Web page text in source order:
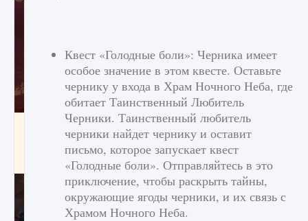
Как приручить существ джунглей Нари в
игре Creatures of Ava
9 августа 2024 1 218
Квест «Голодные боли»: Черника имеет
особое значение в этом квесте. Оставьте
чернику у входа в Храм Ночного Неба, где
обитает Таинственный Любитель
Черники. Таинственный любитель
черники найдет чернику и оставит
письмо, которое запускает квест
«Голодные боли». Отправляйтесь в это
приключение, чтобы раскрыть тайны,
окружающие ягоды черники, и их связь с
Храмом Ночного Неба.